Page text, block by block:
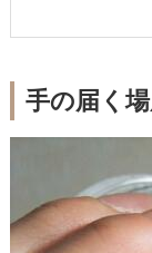
手の届く